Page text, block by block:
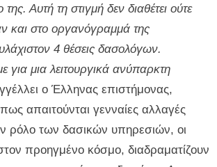
της. Αυτή τη στιγμή δεν διαθέτει ούτε
και στο οργανόγραμμά της
4 θέσεις δασολόγων.
για μια λειτουργικά ανύπαρκτη
ο Έλληνας επιστήμονας,
απαιτούνται γενναίες αλλαγές
ρόλο των δασικών υπηρεσιών, οι
προηγμένο κόσμο, διαδραματίζουν